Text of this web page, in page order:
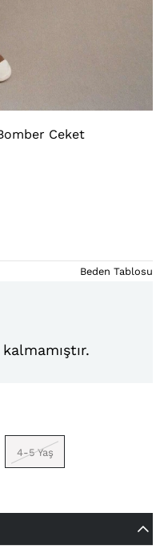
Ceket
4-5 Yaş
Beden Tablosu